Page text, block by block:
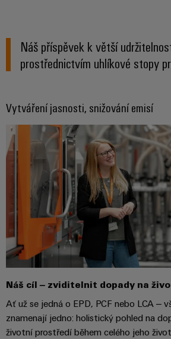
Náš příspěvek k větší
prostřednictvím uhlíkové stopy
Vytváření jasnosti, snižování emisí
Náš cíl – zviditelnit dopady na
Ať už se jedná o EPD, PCF nebo LCA –
znamenají jedno: holistický pohled na
životní prostředí během celého jeho